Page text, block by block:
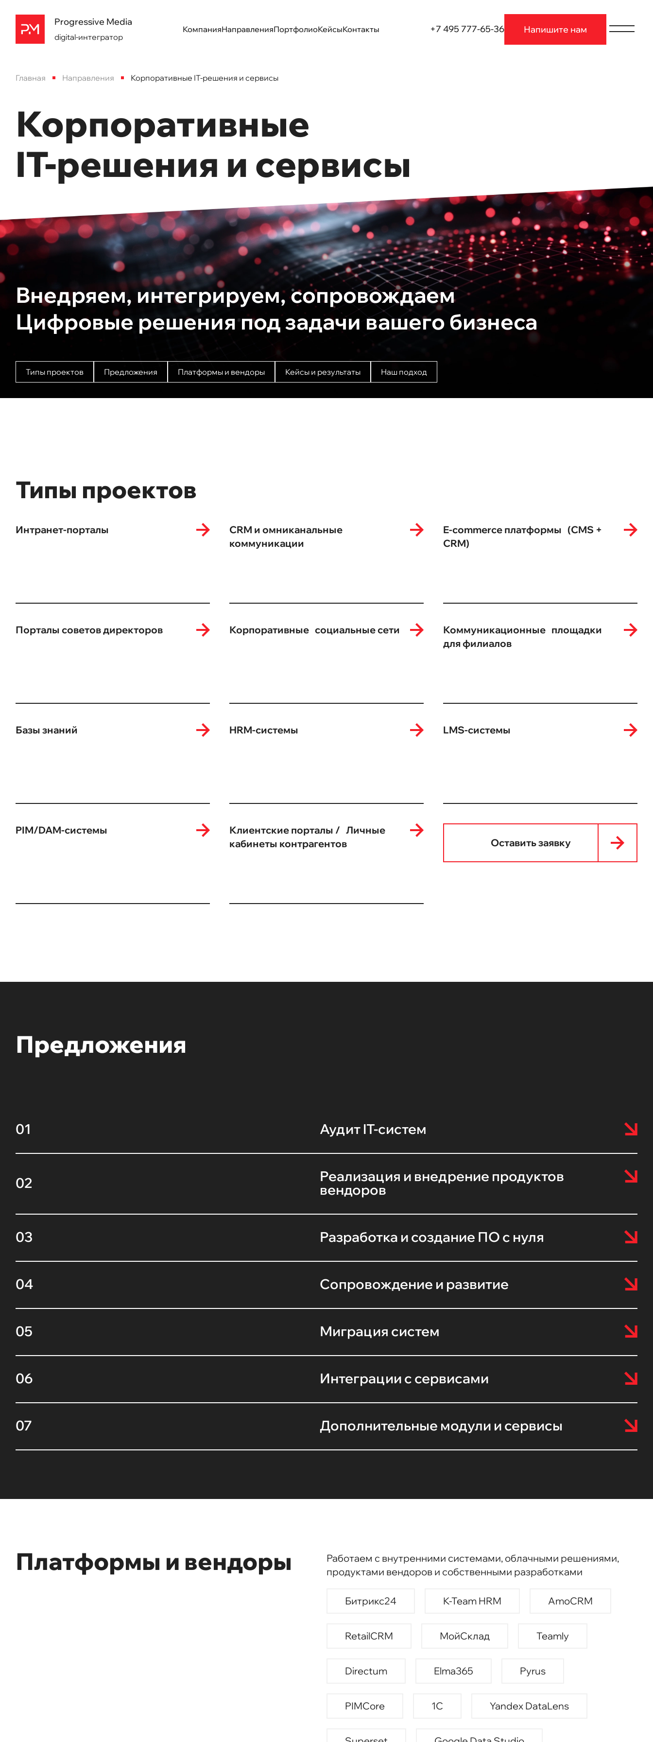
Progressive Media
digital-интегратор
КомпанияНаправленияПортфолиоКейсыКонтакты +7 495 777-65-36 Напишите нам
Главная Направления Корпоративные IT-решения и сервисы
Корпоративные
IT-решения и сервисы
Внедряем, интегрируем, сопровождаем
Цифровые решения под задачи вашего бизнеса
Типы проектов Предложения Платформы и вендоры Кейсы и результаты Наш подход
Типы проектов
Интранет-порталы
CRM и омниканальные
коммуникации
E-commerce платформы (CMS +
CRM)
Порталы советов директоров Корпоративные социальные сети
Коммуникационные площадки
для филиалов
Базы знаний HRM-системы LMS-системы
PIM/DAM-системы
Клиентские порталы / Личные
кабинеты контрагентов
Оставить заявку
Предложения
01 Аудит IT-систем
02
Реализация и внедрение продуктов
вендоров
03 Разработка и создание ПО с нуля
04 Сопровождение и развитие
05 Миграция систем
06 Интеграции с сервисами
07 Дополнительные модули и сервисы
Платформы и вендоры
Работаем с внутренними системами, облачными решениями,
продуктами вендоров и собственными разработками
Битрикс24 K-Team HRM AmoCRM
RetailCRM МойСклад Teamly
Directum Elma365 Pyrus
PIMCore 1С Yandex DataLens